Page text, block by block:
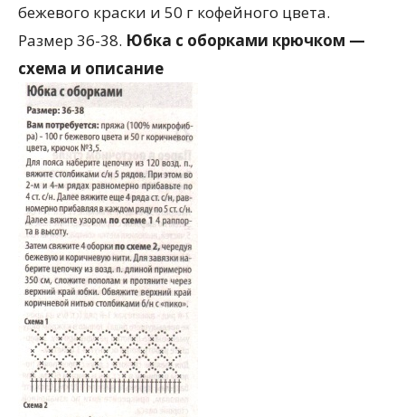
бежевого краски и 50 г кофейного цвета.
Размер 36-38. Юбка с оборками крючком —
схема и описание